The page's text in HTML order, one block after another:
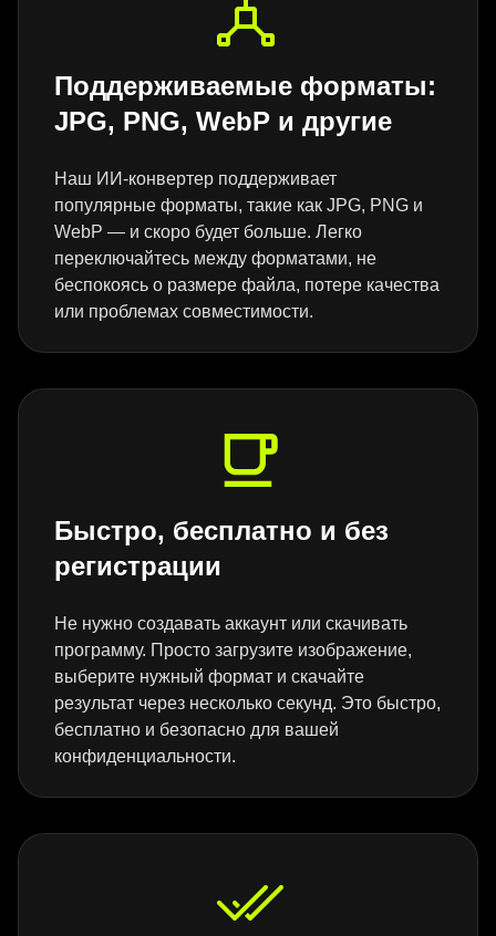
Поддерживаемые форматы:
JPG, PNG, WebP и другие
Наш ИИ-конвертер поддерживает
популярные форматы, такие как JPG, PNG и
WebP — и скоро будет больше. Легко
переключайтесь между форматами, не
беспокоясь о размере файла, потере качества
или проблемах совместимости.
Быстро, бесплатно и без
регистрации
Не нужно создавать аккаунт или скачивать
программу. Просто загрузите изображение,
выберите нужный формат и скачайте
результат через несколько секунд. Это быстро,
бесплатно и безопасно для вашей
конфиденциальности.